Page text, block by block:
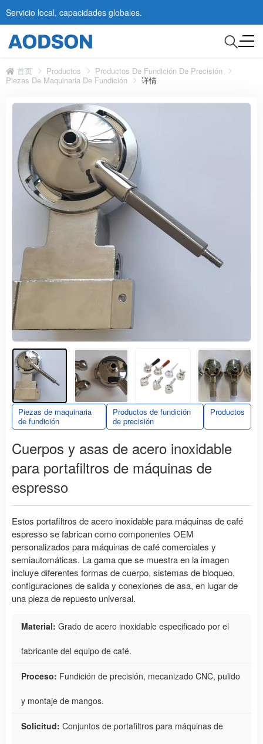
Servicio local, capacidades globales.
首页 Productos
Productos De Fundición De Precisión
Piezas De Maquinaria De Fundición
详情
Piezas de maquinaria
de fundición
Productos de fundición
de precisión
Productos
Cuerpos y asas de acero inoxidable
para portafiltros de máquinas de
espresso
Estos portafiltros de acero inoxidable para máquinas de café
espresso se fabrican como componentes OEM
personalizados para máquinas de café comerciales y
semiautomáticas. La gama que se muestra en la imagen
incluye diferentes formas de cuerpo, sistemas de bloqueo,
configuraciones de salida y conexiones de asa, en lugar de
una pieza de repuesto universal.
Material: Grado de acero inoxidable especificado por el
fabricante del equipo de café.
Proceso: Fundición de precisión, mecanizado CNC, pulido
y montaje de mangos.
Solicitud: Conjuntos de portafiltros para máquinas de